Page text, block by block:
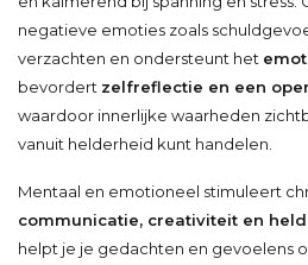
negatieve emoties zoals
verzachten en ondersteunt het
bevordert zelfreflectie en een
waardoor innerlijke waarheden
vanuit helderheid kunt handelen.
Mentaal en emotioneel stimuleert
communicatie, creativiteit en
helpt je je gedachten en gevoelens